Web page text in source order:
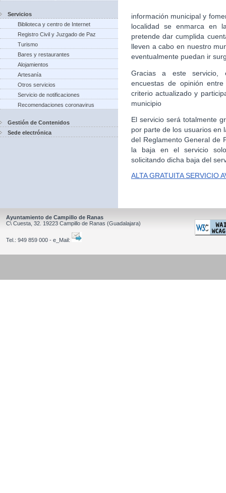
Servicios
Biblioteca y centro de Internet
Registro Civil y Juzgado de Paz
Turismo
Bares y restaurantes
Alojamientos
Artesanía
Otros servicios
Servicio de notificaciones
Recomendaciones coronavirus
Gestión de Contenidos
Sede electrónica
información municipal y
localidad se enmarca en
pretende dar cumplida
lleven a cabo en nuestro
eventualmente puedan ir
Gracias a este servicio,
encuestas de opinión
criterio actualizado y
municipio
El servicio será totalmente
por parte de los usuarios en
del Reglamento General de
la baja en el servicio
solicitando dicha baja del
ALTA GRATUITA SERVICIO
Ayuntamiento de Campillo de Ranas
C\ Cuesta, 32. 19223 Campillo de Ranas (Guadalajara)
Tel.: 949 859 000 - e_Mail: